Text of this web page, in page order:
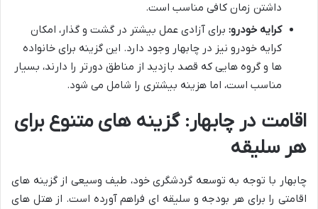
داشتن زمان کافی مناسب است.
کرایه خودرو: برای آزادی عمل بیشتر در گشت و گذار، امکان
کرایه خودرو نیز در چابهار وجود دارد. این گزینه برای خانواده
ها و گروه هایی که قصد بازدید از مناطق دورتر را دارند، بسیار
مناسب است، اما هزینه بیشتری را شامل می شود.
اقامت در چابهار: گزینه های متنوع برای
هر سلیقه
چابهار با توجه به توسعه گردشگری خود، طیف وسیعی از گزینه های
اقامتی را برای هر بودجه و سلیقه ای فراهم آورده است. از هتل های